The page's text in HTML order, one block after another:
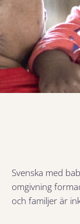
Svenska med
omgivning
och familjer är